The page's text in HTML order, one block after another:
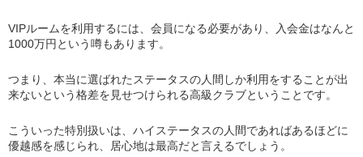
VIPルームを利用するには、会員になる必要があり、入会金はなんと
1000万円という噂もあります。
つまり、本当に選ばれたステータスの人間しか利用をすることが出
来ないという格差を見せつけられる高級クラブということです。
こういった特別扱いは、ハイステータスの人間であればあるほどに
優越感を感じられ、居心地は最高だと言えるでしょう。